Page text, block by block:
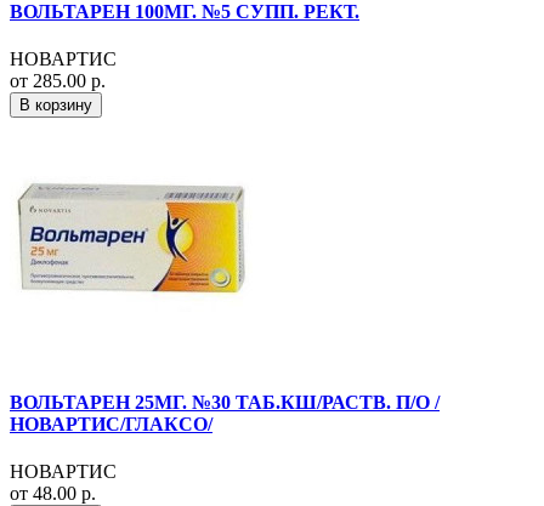
ВОЛЬТАРЕН 100МГ. №5 СУПП. РЕКТ.
НОВАРТИС
от 285.00 р.
В корзину
ВОЛЬТАРЕН 25МГ. №30 ТАБ.КШ/РАСТВ. П/О /
НОВАРТИС/ГЛАКСО/
НОВАРТИС
от 48.00 р.